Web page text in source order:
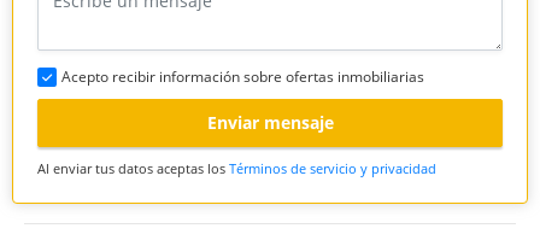
Acepto recibir información sobre ofertas inmobiliarias
Enviar mensaje
Al enviar tus datos aceptas los Términos de servicio y privacidad